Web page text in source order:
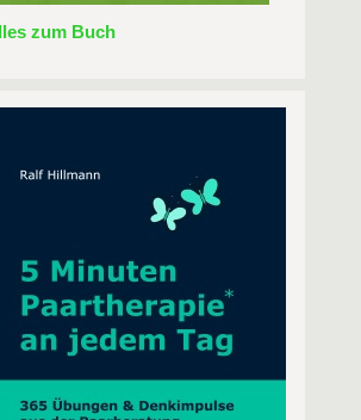
zum Buch